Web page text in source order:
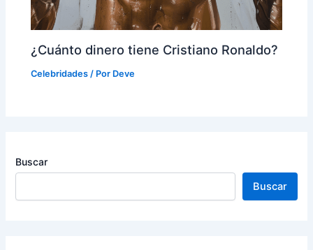
¿Cuánto dinero tiene Cristiano Ronaldo?
Celebridades / Por Deve
Buscar
Buscar